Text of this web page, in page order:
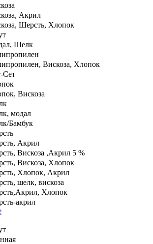
Акрил
Шерсть, Хлопок
Шелк
Вискоза, Хлопок
Сет
Вискоза
модал
Бамбук
Акрил
Вискоза ,Акрил 5 %
Вискоза, Хлопок
Хлопок, Акрил
шелк, вискоза
Хлопок
акрил